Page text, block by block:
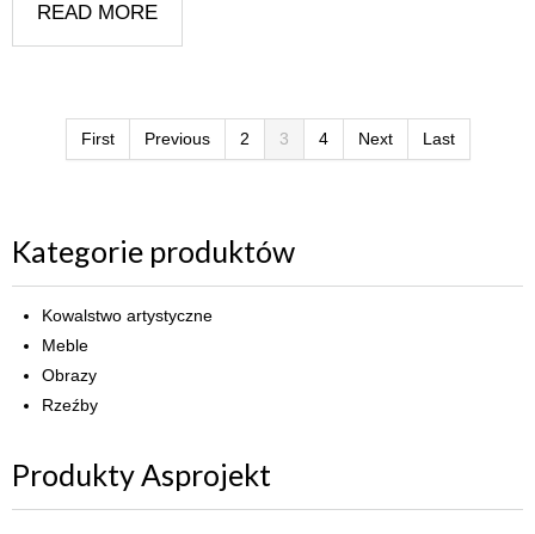
READ MORE
First Previous 2 3 4 Next Last
Kategorie produktów
Kowalstwo artystyczne
Meble
Obrazy
Rzeźby
Produkty Asprojekt